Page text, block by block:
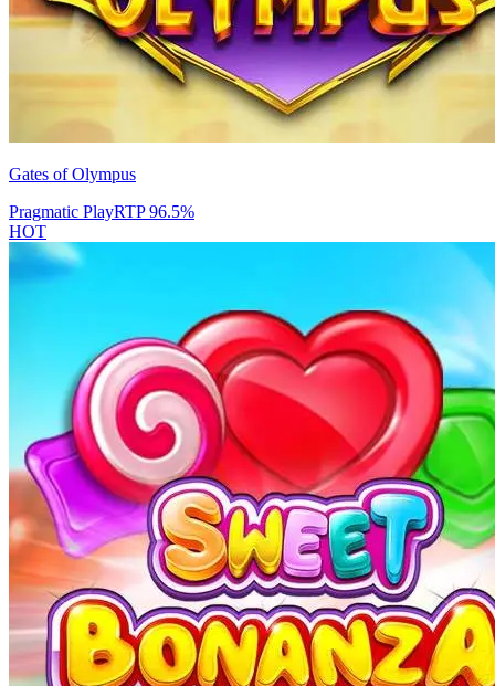
Gates of Olympus
Pragmatic PlayRTP96.5%
HOT